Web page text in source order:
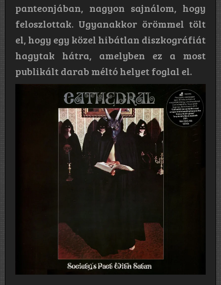
panteonjában, nagyon sajnálom, hogy
feloszlottak. Ugyanakkor örömmel tölt
el, hogy egy közel hibátlan diszkográfiát
hagytak hátra, amelyben ez a most
publikált darab méltó helyet foglal el.